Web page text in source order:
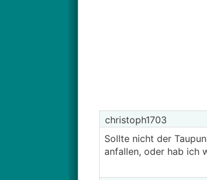
christoph1703
Sollte nicht der
anfallen, oder hab ich